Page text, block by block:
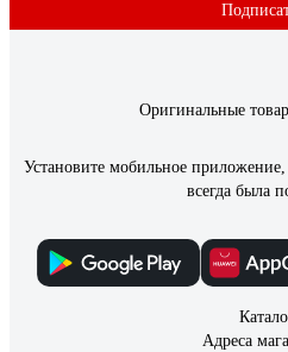
Оригинальные
Установите мобильное
всегда была
Адреса